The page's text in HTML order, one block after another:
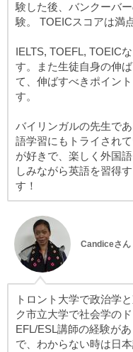
験した後、バンクーバ
験。 TOEICスコアは満
IELTS, TOEFL, TOEIC
す。また生徒自身の伸
て、伸ばすべきポイン
す。
バイリンガルの先生で
語学習にもトライされ
が好きで、楽しく外国
しみながら英語を習得
す！
Candiceさん
トロント大学で政治学
ク市立大学で社会学の
EFL/ESL講師の経験が
で、わからない時は日